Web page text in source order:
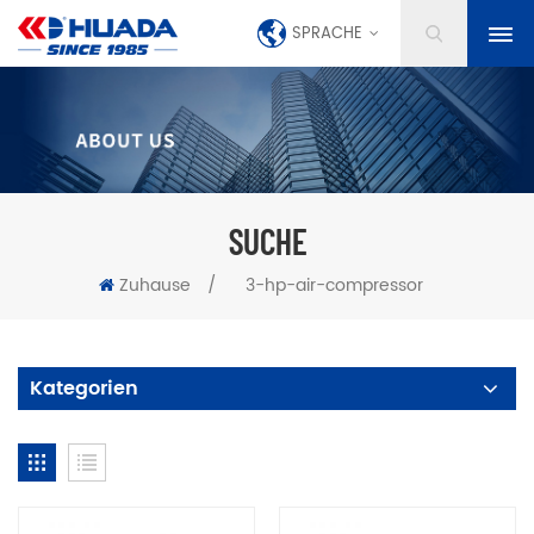
SPRACHE
SUCHE
Zuhause / 3-hp-air-compressor
Kategorien